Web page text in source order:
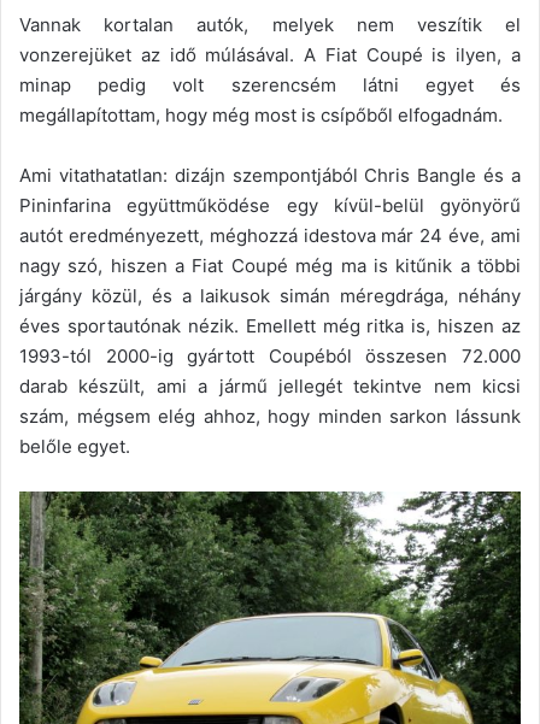
Vannak kortalan autók, melyek nem veszítik el
vonzerejüket az idő múlásával. A Fiat Coupé is ilyen, a
minap pedig volt szerencsém látni egyet és
megállapítottam, hogy még most is csípőből elfogadnám.
Ami vitathatatlan: dizájn szempontjából Chris Bangle és a
Pininfarina együttműködése egy kívül-belül gyönyörű
autót eredményezett, méghozzá idestova már 24 éve, ami
nagy szó, hiszen a Fiat Coupé még ma is kitűnik a többi
járgány közül, és a laikusok simán méregdrága, néhány
éves sportautónak nézik. Emellett még ritka is, hiszen az
1993-tól 2000-ig gyártott Coupéból összesen 72.000
darab készült, ami a jármű jellegét tekintve nem kicsi
szám, mégsem elég ahhoz, hogy minden sarkon lássunk
belőle egyet.